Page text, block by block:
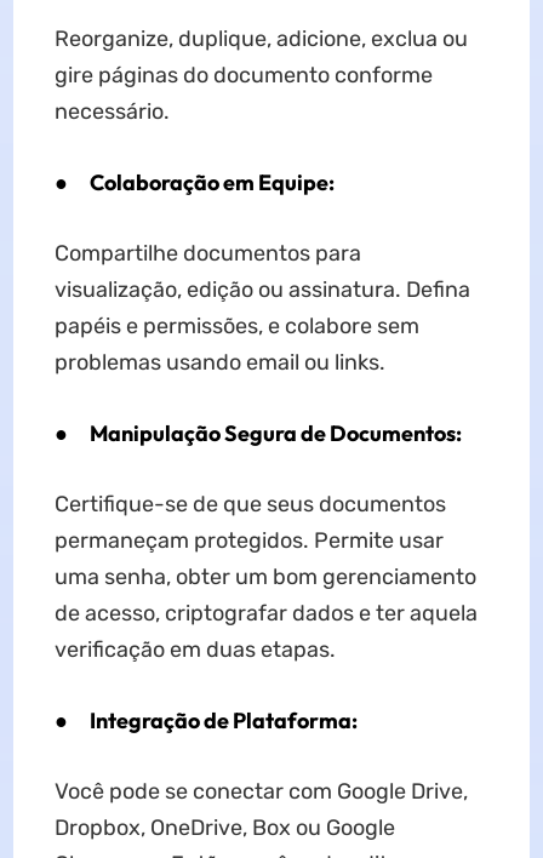
Reorganize, duplique, adicione, exclua ou
gire páginas do documento conforme
necessário.
● Colaboração em Equipe:
Compartilhe documentos para
visualização, edição ou assinatura. Defina
papéis e permissões, e colabore sem
problemas usando email ou links.
● Manipulação Segura de Documentos:
Certifique-se de que seus documentos
permaneçam protegidos. Permite usar
uma senha, obter um bom gerenciamento
de acesso, criptografar dados e ter aquela
verificação em duas etapas.
● Integração de Plataforma:
Você pode se conectar com Google Drive,
Dropbox, OneDrive, Box ou Google